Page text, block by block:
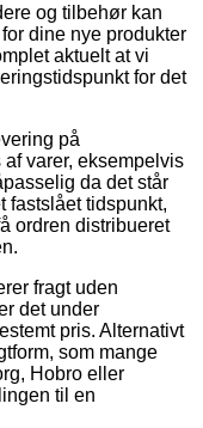
og tilbehør kan
dine nye produkter
aktuelt at vi
for det
på
varer, eksempelvis
da det står
fastslået tidspunkt,
ordren distribueret
fragt uden
det under
pris. Alternativt
som mange
Hobro eller
til en